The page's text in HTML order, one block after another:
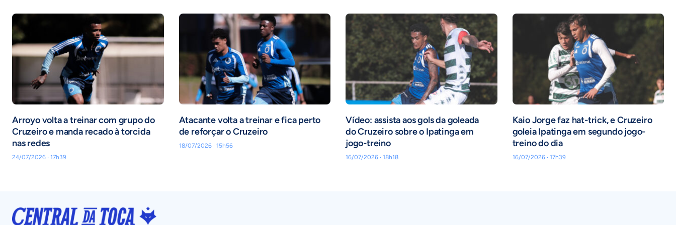
Arroyo volta a treinar com grupo do
Cruzeiro e manda recado à torcida
nas redes
24/07/2026 · 17h39
Atacante volta a treinar e fica perto
de reforçar o Cruzeiro
18/07/2026 · 15h56
Vídeo: assista aos gols da goleada
do Cruzeiro sobre o Ipatinga em
jogo-treino
16/07/2026 · 18h18
Kaio Jorge faz hat-trick, e Cruzeiro
goleia Ipatinga em segundo jogo-
treino do dia
16/07/2026 · 17h39